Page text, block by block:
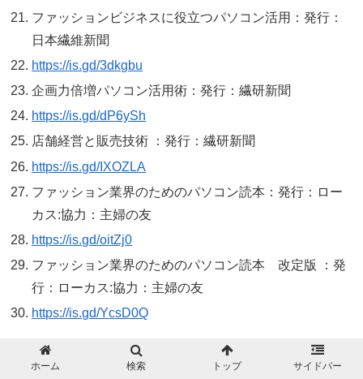
ファッションビジネスに役立つパソコン活用：発行：
日本繊維新聞
https://is.gd/3dkgbu
企画力倍増パソコン活用術：発行：繊研新聞
https://is.gd/dP6ySh
店舗経営と販売技術 ：発行：繊研新聞
https://is.gd/IXOZLA
ファッション業界のためのパソコン読本：発行：ロー
カス:協力：主婦の友
https://is.gd/oitZj0
ファッション業界のためのパソコン読本 改定版 ：発
行：ローカス:協力：主婦の友
https://is.gd/YcsD0Q
歳転職限界説
ホーム 検索 トップ サイドバー